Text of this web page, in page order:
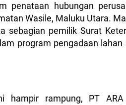
penataan hubungan
Wasile, Maluku Utara.
sebagian pemilik Surat
program pengadaan lahan
hampir rampung, PT ARA